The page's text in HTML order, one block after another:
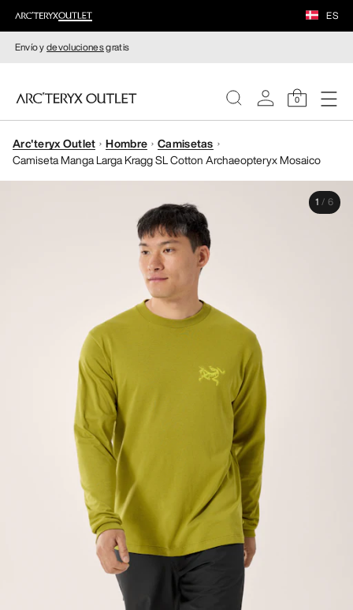
ES
Envío ydevolucionesgratis
0
MUJERE
Arc'teryx Outlet Hombre
Camisetas
Camiseta Manga Larga Kragg SL Cotton Archaeopteryx Mosaico
1 / 6